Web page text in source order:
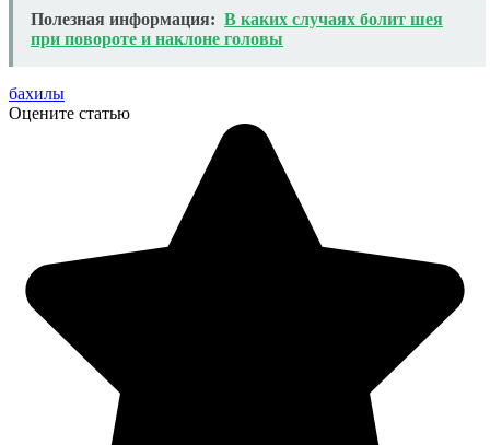
Полезная информация: В каких случаях болит шея
при повороте и наклоне головы
бахилы
Оцените статью